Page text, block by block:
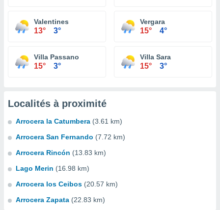
Valentines
13° 3°
Vergara
15° 4°
Villa Passano
15° 3°
Villa Sara
15° 3°
Localités à proximité
Arrocera la Catumbera (3.61 km)
Arrocera San Fernando (7.72 km)
Arrocera Rincón (13.83 km)
Lago Merin (16.98 km)
Arrocera los Ceibos (20.57 km)
Arrocera Zapata (22.83 km)